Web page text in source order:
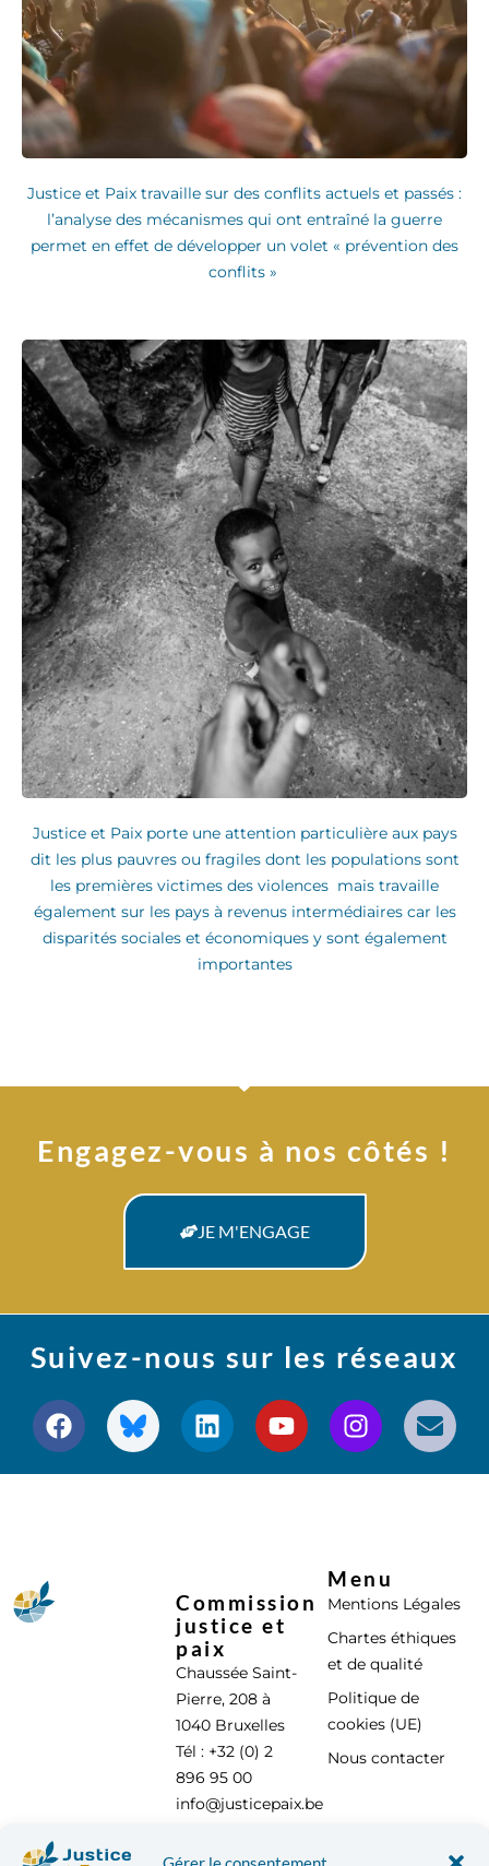
Justice et Paix travaille sur des conflits actuels et passés :
l’analyse des mécanismes qui ont entraîné la guerre
permet en effet de développer un volet « prévention des
conflits »
Justice et Paix porte une attention particulière aux pays
dit les plus pauvres ou fragiles dont les populations sont
les premières victimes des violences mais travaille
également sur les pays à revenus intermédiaires car les
disparités sociales et économiques y sont également
importantes
Engagez-vous à nos côtés !
JE M'ENGAGE
Suivez-nous sur les réseaux
Commission
justice et
paix
Chaussée Saint-
Pierre, 208 à
1040 Bruxelles
Tél : +32 (0) 2
896 95 00
info@justicepaix.be
Menu
Mentions Légales
Chartes éthiques
et de qualité
Politique de
cookies (UE)
Nous contacter